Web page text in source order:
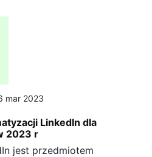
mar 2023
LinkedIn dla
2023 r
jest przedmiotem